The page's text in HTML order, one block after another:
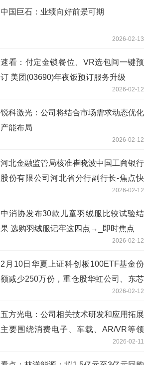
中国巨石：业绩向好前景可期
2026-02-13
速看：付定金锁餐位、VR选包间一键预
订 美团(03690)年夜饭预订服务升级
2026-02-12
锐科激光：公司将结合市场需求动态优化
产能布局
2026-02-12
河北金融监管局核准崔晓波中国工商银行
股份有限公司河北省分行副行长-焦点快
2026-02-12
中消协发布30款儿童羽绒服比较试验结
果 选购羽绒服记牢这四点→_即时焦点
2026-02-12
2月10日华夏上证科创板100ETF基金份
额减少250万份，重仓股华虹公司、东芯
2026-02-12
五方光电：公司相关技术研发和应用拓展
主要围绕消费电子、车载、AR/VR等领
2026-02-11